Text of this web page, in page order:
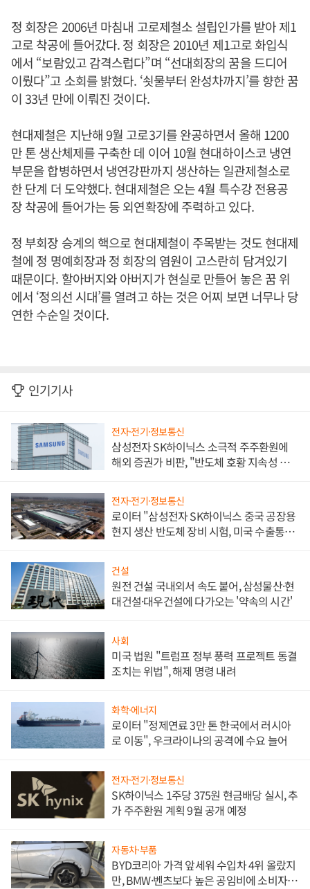
정 회장은 2006년 마침내 고로제철소 설립인가를 받아 제1
고로 착공에 들어갔다. 정 회장은 2010년 제1고로 화입식
에서 “보람있고 감격스럽다”며 “선대회장의 꿈을 드디어
이뤘다”고 소회를 밝혔다. ‘쇳물부터 완성차까지’를 향한 꿈
이 33년 만에 이뤄진 것이다.
현대제철은 지난해 9월 고로3기를 완공하면서 올해 1200
만 톤 생산체제를 구축한 데 이어 10월 현대하이스코 냉연
부문을 합병하면서 냉연강판까지 생산하는 일관제철소로
한 단계 더 도약했다. 현대제철은 오는 4월 특수강 전용공
장 착공에 들어가는 등 외연확장에 주력하고 있다.
정 부회장 승계의 핵으로 현대제철이 주목받는 것도 현대제
철에 정 명예회장과 정 회장의 염원이 고스란히 담겨있기
때문이다. 할아버지와 아버지가 현실로 만들어 놓은 꿈 위
에서 ‘정의선 시대’를 열려고 하는 것은 어찌 보면 너무나 당
연한 수순일 것이다.
인기기사
전자·전기·정보통신
삼성전자 SK하이닉스 소극적 주주환원에
해외 증권가 비판, "반도체 호황 지속성 의
전자·전기·정보통신
로이터 "삼성전자 SK하이닉스 중국 공장용
현지 생산 반도체 장비 시험, 미국 수출통제
건설
원전 건설 국내외서 속도 붙어, 삼성물산·현
대건설·대우건설에 다가오는 '약속의 시간'
사회
미국 법원 "트럼프 정부 풍력 프로젝트 동결
조치는 위법", 해제 명령 내려
화학·에너지
로이터 "정제연료 3만 톤 한국에서 러시아
로 이동", 우크라이나의 공격에 수요 늘어
전자·전기·정보통신
SK하이닉스 1주당 375원 현금배당 실시, 추
가 주주환원 계획 9월 공개 예정
자동차·부품
BYD코리아 가격 앞세워 수입차 4위 올랐지
만, BMW·벤츠보다 높은 공임비에 소비자